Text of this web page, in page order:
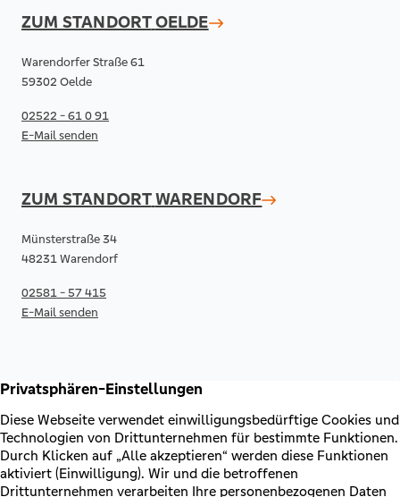
ZUM STANDORTOELDE
Warendorfer Straße 61
59302 Oelde
02522 - 61 0 91
E-Mail senden
ZUM STANDORTWARENDORF
Münsterstraße 34
48231 Warendorf
02581 - 57 415
E-Mail senden
RECHTLICHES & KONTAKT
Kontakt
AGB & Sonderbedingungen
Erklärung zur Barrierefreiheit